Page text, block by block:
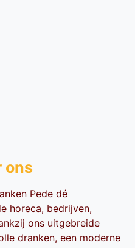
ons
Pede dé
horeca, bedrijven,
ons uitgebreide
dranken, een moderne